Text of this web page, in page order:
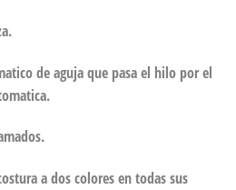
de aguja que pasa el hilo por el
a dos colores en todas sus